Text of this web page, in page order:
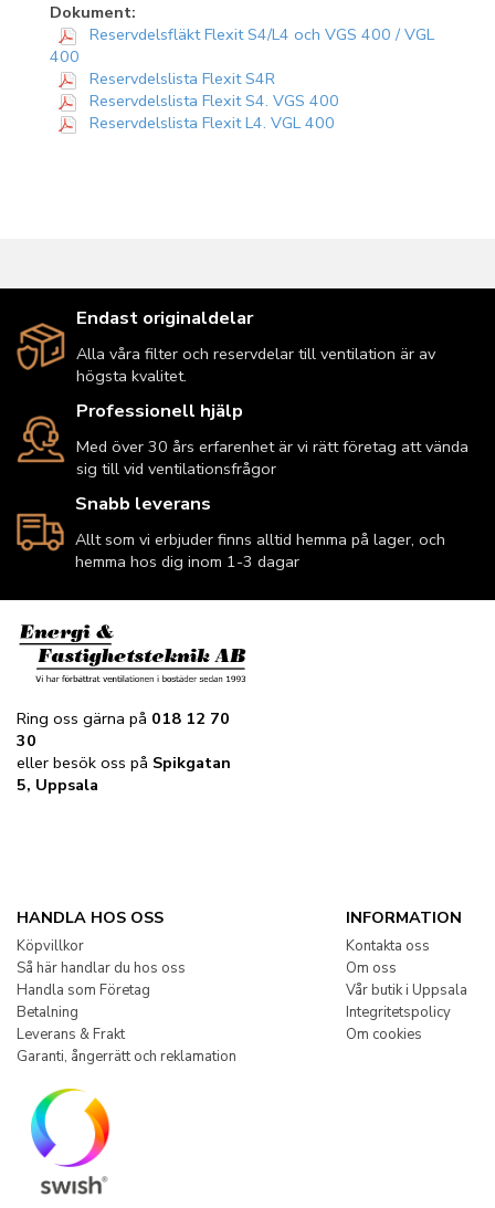
Dokument:
Reservdelsfläkt Flexit S4/L4 och VGS 400 / VGL
400
Reservdelslista Flexit S4R
Reservdelslista Flexit S4. VGS 400
Reservdelslista Flexit L4. VGL 400
Endast originaldelar
Alla våra filter och reservdelar till ventilation är av
högsta kvalitet.
Professionell hjälp
Med över 30 års erfarenhet är vi rätt företag att vända
sig till vid ventilationsfrågor
Snabb leverans
Allt som vi erbjuder finns alltid hemma på lager, och
hemma hos dig inom 1-3 dagar
Ring oss gärna på 018 12 70
30
eller besök oss på Spikgatan
5, Uppsala
HANDLA HOS OSS
Köpvillkor
Så här handlar du hos oss
Handla som Företag
Betalning
Leverans & Frakt
Garanti, ångerrätt och reklamation
INFORMATION
Kontakta oss
Om oss
Vår butik i Uppsala
Integritetspolicy
Om cookies